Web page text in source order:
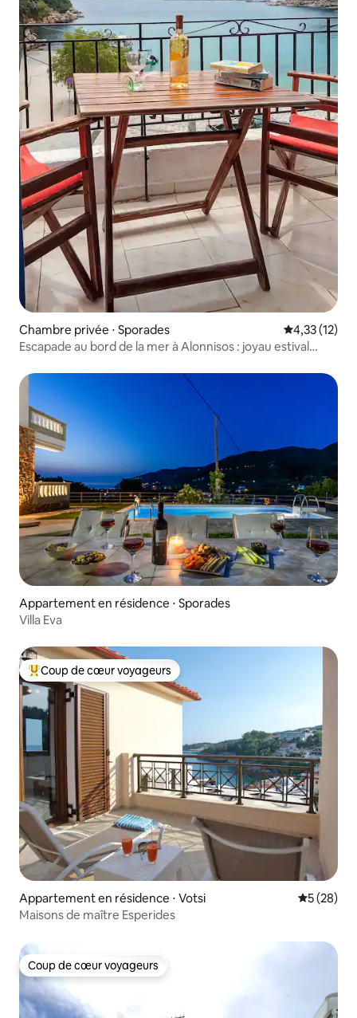
Chambre privée ⋅ Sporades Évaluation
4,33 (12)
Escapade au bord de la mer à Alonnisos : joyau estival
Appartement en résidence ⋅ Sporades
Villa Eva
Coups de cœur voyageurs les plus appréciés
Coup de cœur voyageurs
Appartement en résidence ⋅ Votsi
5 (28)
Maisons de maître Esperides
Coup de cœur voyageurs
Coup de cœur voyageurs